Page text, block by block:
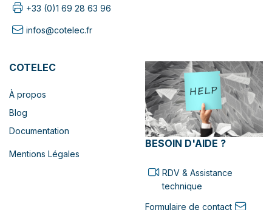
+33 (0)1 69 28 63 96
infos@cotelec.fr
COTELEC
À propos
Blog
Documentation
Mentions Légales
BESOIN D'AIDE ?
RDV & Assistance
technique
Formulaire de contact